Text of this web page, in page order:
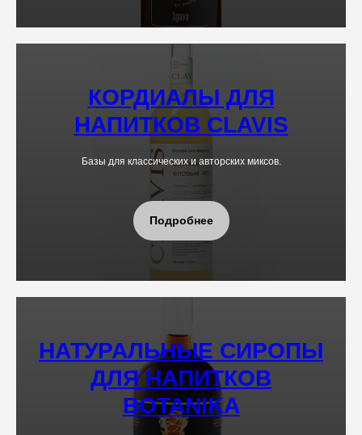
КОРДИАЛЫ ДЛЯ
НАПИТКОВ CLAVIS
Базы для классических и авторских миксов.
Подробнее
НАТУРАЛЬНЫЕ СИРОПЫ
ДЛЯ НАПИТКОВ
BOTANIKA